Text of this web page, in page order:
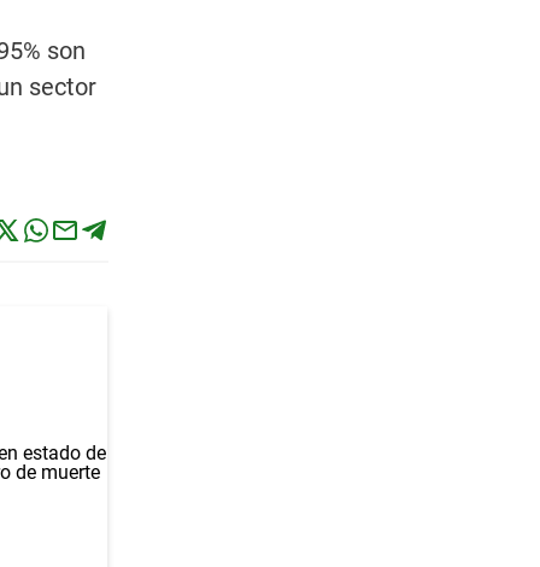
son
sector